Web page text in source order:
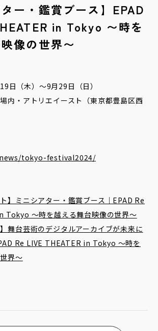
ター・鑑賞ブース】EPAD
in Tokyo 〜時を
像の世界〜
日（木）〜9月29日（日）
内・アトリエイースト（東京都豊島区西
tokyo-festival2024/
】ミニシアター・鑑賞ブース｜EPAD Re
Tokyo 〜時を越える舞台映像の世界〜
】舞台芸術のデジタルアーカイブが未来に
Re LIVE THEATER in Tokyo 〜時を
界〜